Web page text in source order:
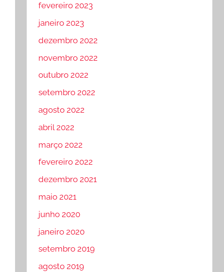
fevereiro 2023
janeiro 2023
dezembro 2022
novembro 2022
outubro 2022
setembro 2022
agosto 2022
abril 2022
março 2022
fevereiro 2022
dezembro 2021
maio 2021
junho 2020
janeiro 2020
setembro 2019
agosto 2019